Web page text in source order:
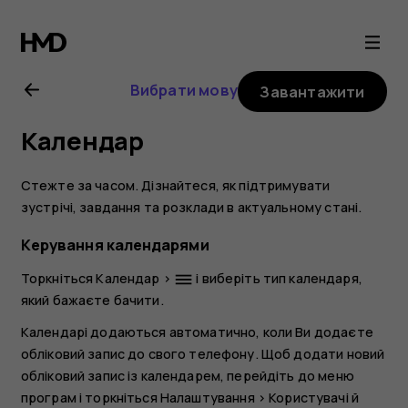
Посібник
користувача
Nokia
2.1
Вибрати мову Завантажити
Календар
Стежте за часом. Дізнайтеся, як підтримувати
зустрічі, завдання та розклади в актуальному стані.
Керування календарями
ТоркнітьсяКалендар > dehaze і виберіть тип календаря,
який бажаєте бачити.
Календарі додаються автоматично, коли Ви додаєте
обліковий запис до свого телефону. Щоб додати новий
обліковий запис із календарем, перейдіть до меню
програм і торкніться Налаштування >Користувачі й